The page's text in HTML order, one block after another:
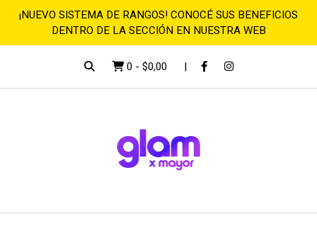
¡NUEVO SISTEMA DE RANGOS! CONOCÉ SUS BENEFICIOS
DENTRO DE LA SECCIÓN EN NUESTRA WEB
0 - $0,00